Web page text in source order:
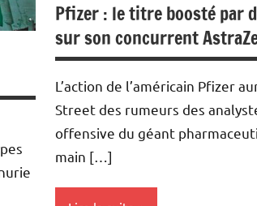
Pfizer : le titre boosté par
sur son concurrent
L’action de l’américain Pfizer
Street des rumeurs des
offensive du géant
main […]